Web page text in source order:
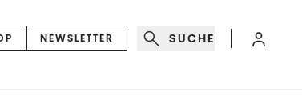
NEWSLETTER SUCHE